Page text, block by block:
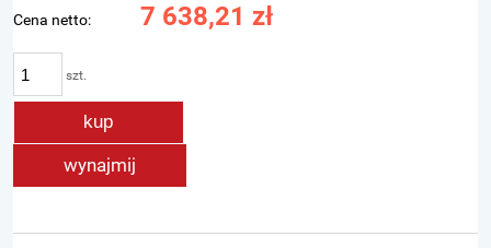
Cena netto: 7 638,21 zł
szt.
kup
wynajmij